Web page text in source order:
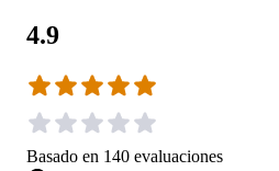
4.9
Basado en 140 evaluaciones